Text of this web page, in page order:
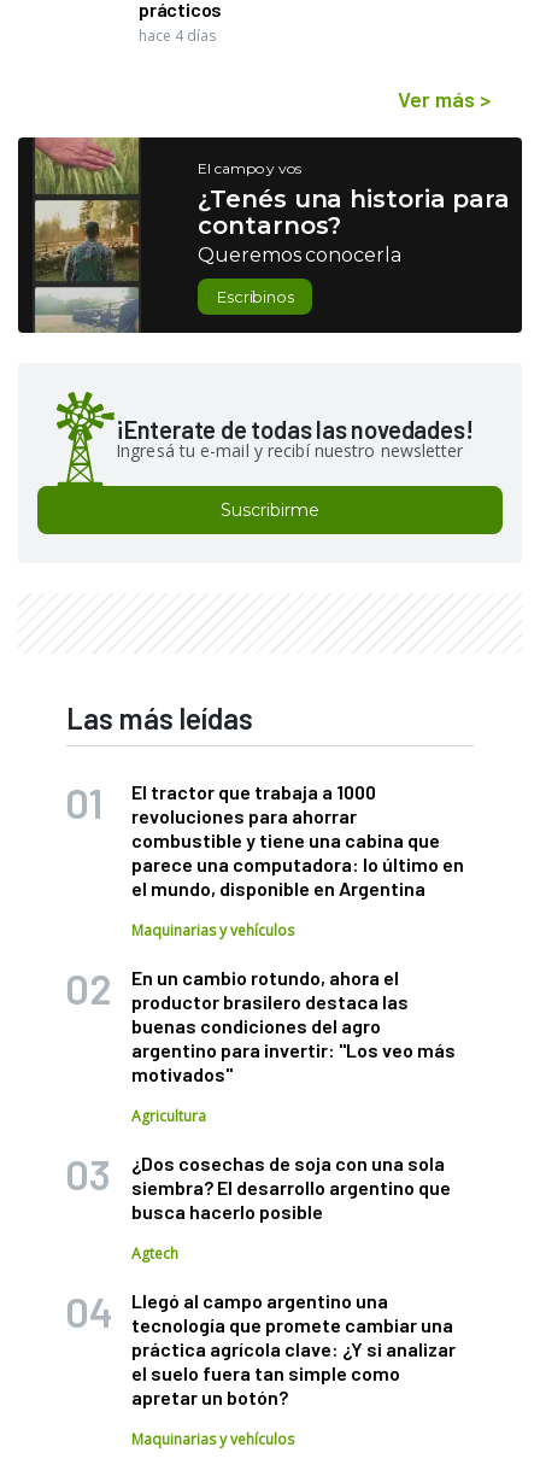
prácticos
hace 4 días
Ver más >
El campo y vos
¿Tenés una historia para
contarnos?
Queremos conocerla
Escribinos
¡Enterate de todas las novedades!
Ingresá tu e-mail y recibí nuestro newsletter
Suscribirme
Las más leídas
El tractor que trabaja a 1000
revoluciones para ahorrar
combustible y tiene una cabina que
parece una computadora: lo último en
el mundo, disponible en Argentina
Maquinarias y vehículos
En un cambio rotundo, ahora el
productor brasilero destaca las
buenas condiciones del agro
argentino para invertir: "Los veo más
motivados"
Agricultura
¿Dos cosechas de soja con una sola
siembra? El desarrollo argentino que
busca hacerlo posible
Agtech
Llegó al campo argentino una
tecnología que promete cambiar una
práctica agrícola clave: ¿Y si analizar
el suelo fuera tan simple como
apretar un botón?
Maquinarias y vehículos